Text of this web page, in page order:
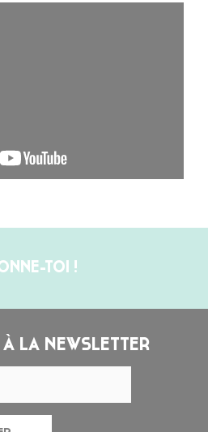
TOI !
LA NEWSLETTER